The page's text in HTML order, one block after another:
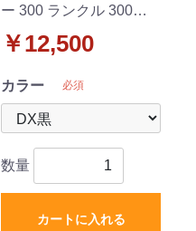
ー 300 ランクル 300系 7
シリーズ 社外新品
￥12,500
カラー 必須
数量
カートに入れる